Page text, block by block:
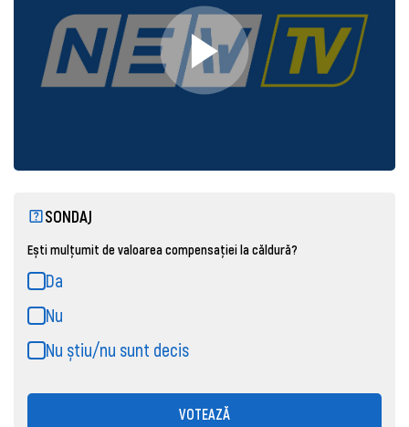
SONDAJ
Ești mulțumit de valoarea compensației la căldură?
Da
Nu
Nu știu/nu sunt decis
VOTEAZĂ